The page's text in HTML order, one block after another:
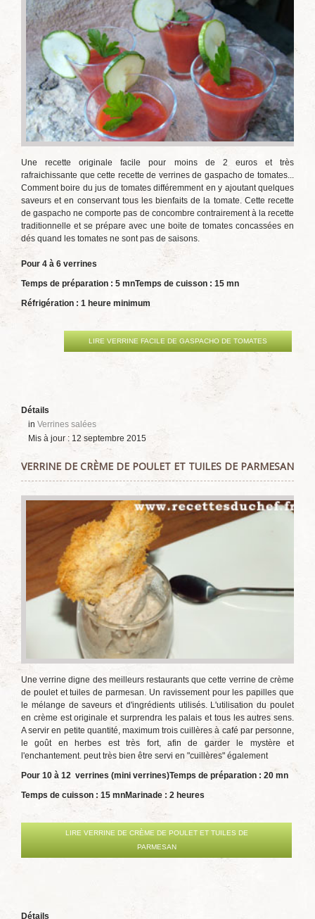
Une recette originale facile pour moins de 2 euros et très
rafraichissante que cette recette de verrines de gaspacho de tomates...
Comment boire du jus de tomates différemment en y ajoutant quelques
saveurs et en conservant tous les bienfaits de la tomate. Cette recette
de gaspacho ne comporte pas de concombre contrairement à la recette
traditionnelle et se prépare avec une boite de tomates concassées en
dés quand les tomates ne sont pas de saisons.
Pour 4 à 6 verrines
Temps de préparation : 5 mnTemps de cuisson : 15 mn
Réfrigération : 1 heure minimum
LIRE VERRINE FACILE DE GASPACHO DE TOMATES
Détails
in Verrines salées
Mis à jour : 12 septembre 2015
VERRINE DE CRÈME DE POULET ET TUILES DE PARMESAN
Une verrine digne des meilleurs restaurants que cette verrine de crème
de poulet et tuiles de parmesan. Un ravissement pour les papilles que
le mélange de saveurs et d'ingrédients utilisés. L'utilisation du poulet
en crème est originale et surprendra les palais et tous les autres sens.
A servir en petite quantité, maximum trois cuillères à café par personne,
le goût en herbes est très fort, afin de garder le mystère et
l'enchantement. peut très bien être servi en "cuillères" également
Pour 10 à 12 verrines (mini verrines)Temps de préparation : 20 mn
Temps de cuisson : 15 mnMarinade : 2 heures
LIRE VERRINE DE CRÈME DE POULET ET TUILES DE
PARMESAN
Détails